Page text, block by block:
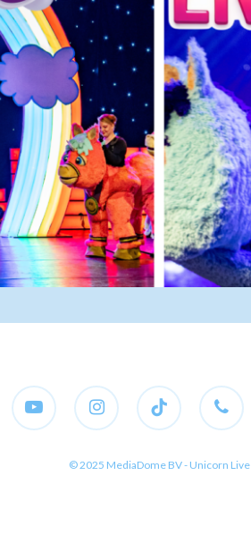
youtube instagram tiktok phone
© 2025 MediaDome BV - Unicorn Live